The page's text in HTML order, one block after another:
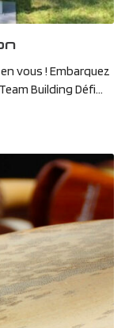
vous ! Embarquez
Building Défi...